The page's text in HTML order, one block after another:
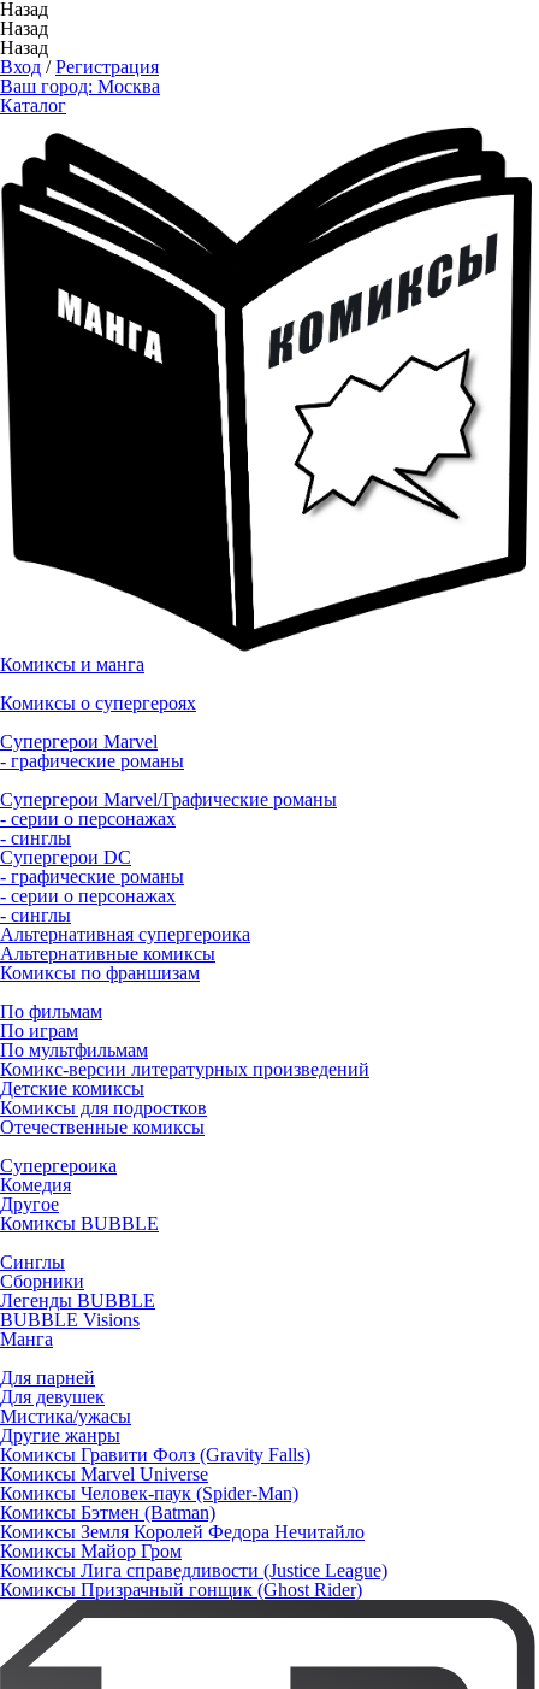
Назад
Назад
Назад
Вход /Регистрация
Ваш город: Москва
Каталог
Комиксы и манга
Комиксы о супергероях
Супергерои Marvel
- графические романы
Супергерои Marvel/Графические романы
- серии о персонажах
- синглы
Супергерои DC
- графические романы
- серии о персонажах
- синглы
Альтернативная супергероика
Альтернативные комиксы
Комиксы по франшизам
По фильмам
По играм
По мультфильмам
Комикс-версии литературных произведений
Детские комиксы
Комиксы для подростков
Отечественные комиксы
Супергероика
Комедия
Другое
Комиксы BUBBLE
Синглы
Сборники
Легенды BUBBLE
BUBBLE Visions
Манга
Для парней
Для девушек
Мистика/ужасы
Другие жанры
Комиксы Гравити Фолз (Gravity Falls)
Комиксы Marvel Universe
Комиксы Человек-паук (Spider-Man)
Комиксы Бэтмен (Batman)
Комиксы Земля Королей Федора Нечитайло
Комиксы Майор Гром
Комиксы Лига справедливости (Justice League)
Комиксы Призрачный гонщик (Ghost Rider)